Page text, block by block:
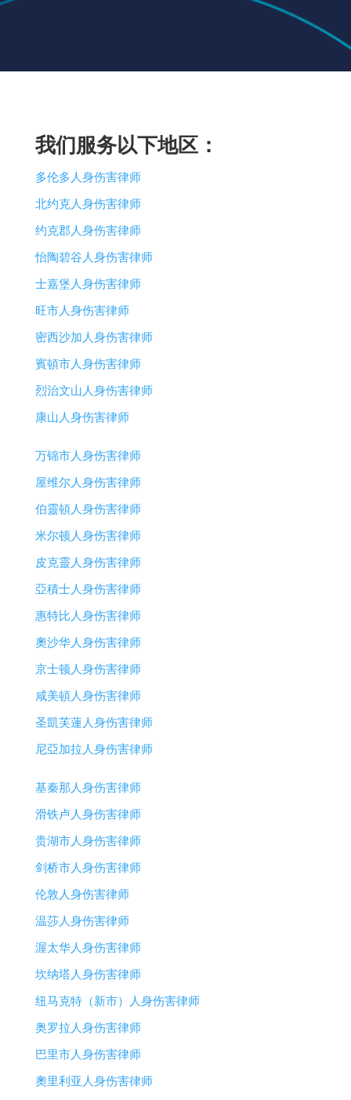
我们服务以下地区：
多伦多人身伤害律师
北约克人身伤害律师
约克郡人身伤害律师
怡陶碧谷人身伤害律师
士嘉堡人身伤害律师
旺市人身伤害律师
密西沙加人身伤害律师
賓頓市人身伤害律师
烈治文山人身伤害律师
康山人身伤害律师
万锦市人身伤害律师
屋维尔人身伤害律师
伯靈頓人身伤害律师
米尔顿人身伤害律师
皮克靈人身伤害律师
亞積士人身伤害律师
惠特比人身伤害律师
奧沙华人身伤害律师
京士顿人身伤害律师
咸美頓人身伤害律师
圣凱芙蓮人身伤害律师
尼亞加拉人身伤害律师
基秦那人身伤害律师
滑铁卢人身伤害律师
贵湖市人身伤害律师
剑桥市人身伤害律师
伦敦人身伤害律师
温莎人身伤害律师
渥太华人身伤害律师
坎纳塔人身伤害律师
纽马克特（新市）人身伤害律师
奥罗拉人身伤害律师
巴里市人身伤害律师
奧里利亚人身伤害律师